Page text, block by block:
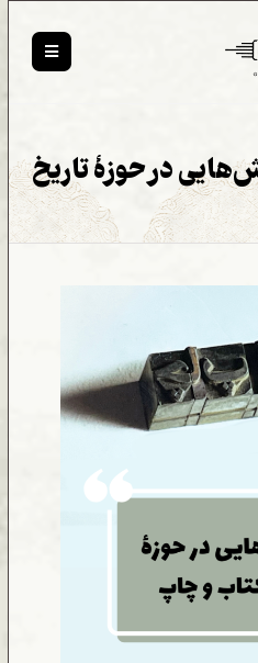
در حوزۀ تاریخ